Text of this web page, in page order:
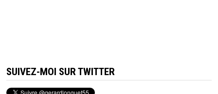
SUIVEZ-MOI SUR TWITTER